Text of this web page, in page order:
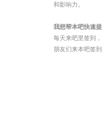
和影响力。
我想帮本吧快速
每天来吧里签到
朋友们来本吧签